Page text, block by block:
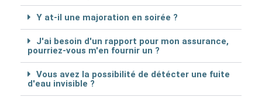
Y at-il une majoration en soirée ?
J'ai besoin d'un rapport pour mon assurance,
pourriez-vous m'en fournir un ?
Vous avez la possibilité de détécter une fuite
d'eau invisible ?